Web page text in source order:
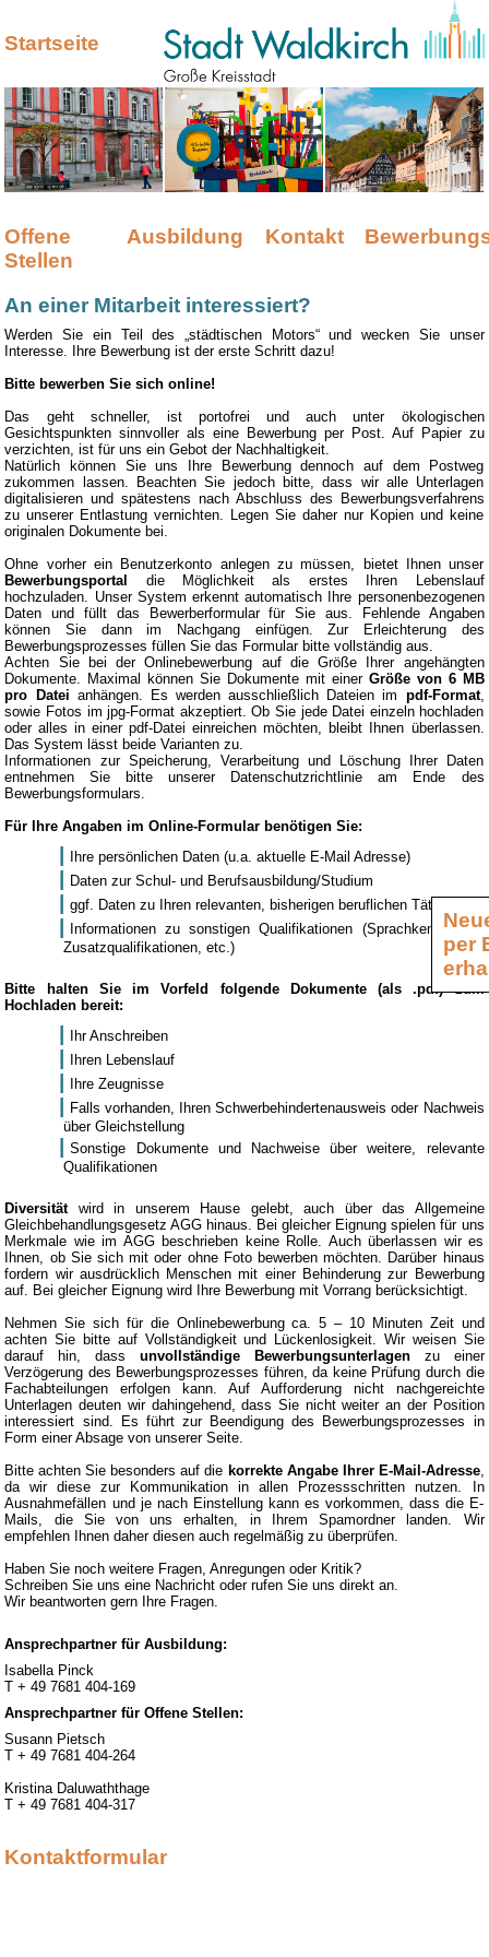
Startseite
Offene
Stellen
Ausbildung Kontakt
An einer Mitarbeit interessiert?
Werden Sie ein Teil des „städtischen Motors“ und wecken Sie unser
Interesse. Ihre Bewerbung ist der erste Schritt dazu!
Bitte bewerben Sie sich online!
Das geht schneller, ist portofrei und auch unter ökologischen
Gesichtspunkten sinnvoller als eine Bewerbung per Post. Auf Papier zu
verzichten, ist für uns ein Gebot der Nachhaltigkeit.
Natürlich können Sie uns Ihre Bewerbung dennoch auf dem Postweg
zukommen lassen. Beachten Sie jedoch bitte, dass wir alle Unterlagen
digitalisieren und spätestens nach Abschluss des Bewerbungsverfahrens
zu unserer Entlastung vernichten. Legen Sie daher nur Kopien und keine
originalen Dokumente bei.
Ohne vorher ein Benutzerkonto anlegen zu müssen, bietet Ihnen unser
Bewerbungsportal
die Möglichkeit als erstes Ihren Lebenslauf
hochzuladen. Unser System erkennt automatisch Ihre personenbezogenen
Daten und füllt das Bewerberformular für Sie aus. Fehlende Angaben
können Sie dann im Nachgang einfügen. Zur Erleichterung des
Bewerbungsprozesses füllen Sie das Formular bitte vollständig aus.
Achten Sie bei der Onlinebewerbung auf die Größe Ihrer angehängten
Dokumente. Maximal können Sie Dokumente mit einer Größe von 6 MB
pro Datei anhängen. Es werden ausschließlich Dateien im pdf-Format,
sowie Fotos im jpg-Format akzeptiert. Ob Sie jede Datei einzeln hochladen
oder alles in einer pdf-Datei einreichen möchten, bleibt Ihnen überlassen.
Das System lässt beide Varianten zu.
Informationen zur Speicherung, Verarbeitung und Löschung Ihrer Daten
entnehmen Sie bitte unserer Datenschutzrichtlinie am Ende des
Bewerbungsformulars.
Für Ihre Angaben im Online-Formular benötigen Sie:
Ihre persönlichen Daten (u.a. aktuelle E-Mail Adresse)
Daten zur Schul- und Berufsausbildung/Studium
ggf. Daten zu Ihren relevanten, bisherigen beruflichen Tätigkeiten
Informationen zu sonstigen Qualifikationen (Sprachkenntnisse,
Zusatzqualifikationen, etc.)
Bitte halten Sie im Vorfeld folgende Dokumente (als .pdf) zum
Hochladen bereit:
Ihr Anschreiben
Ihren Lebenslauf
Ihre Zeugnisse
Falls vorhanden, Ihren Schwerbehindertenausweis oder Nachweis
über Gleichstellung
Sonstige Dokumente und Nachweise über weitere, relevante
Qualifikationen
Diversitätwird in unserem Hause gelebt, auch über das Allgemeine
Gleichbehandlungsgesetz AGG hinaus. Bei gleicher Eignung spielen für uns
Merkmale wie im AGG beschrieben keine Rolle. Auch überlassen wir es
Ihnen, ob Sie sich mit oder ohne Foto bewerben möchten. Darüber hinaus
fordern wir ausdrücklich Menschen mit einer Behinderung zur Bewerbung
auf. Bei gleicher Eignung wird Ihre Bewerbung mit Vorrang berücksichtigt.
Nehmen Sie sich für die Onlinebewerbung ca. 5 – 10 Minuten Zeit und
achten Sie bitte auf Vollständigkeit und Lückenlosigkeit. Wir weisen Sie
darauf hin, dass unvollständige Bewerbungsunterlagenzu einer
Verzögerung des Bewerbungsprozesses führen, da keine Prüfung durch die
Fachabteilungen erfolgen kann. Auf Aufforderung nicht nachgereichte
Unterlagen deuten wir dahingehend, dass Sie nicht weiter an der Position
interessiert sind. Es führt zur Beendigung des Bewerbungsprozesses in
Form einer Absage von unserer Seite.
Bitte achten Sie besonders auf die korrekte Angabe Ihrer E-Mail-Adresse,
da wir diese zur Kommunikation in allen Prozessschritten nutzen. In
Ausnahmefällen und je nach Einstellung kann es vorkommen, dass die E-
Mails, die Sie von uns erhalten, in Ihrem Spamordner landen. Wir
empfehlen Ihnen daher diesen auch regelmäßig zu überprüfen.
Haben Sie noch weitere Fragen, Anregungen oder Kritik?
Schreiben Sie uns eine Nachricht oder rufen Sie uns direkt an.
Wir beantworten gern Ihre Fragen.
Ansprechpartner für Ausbildung:
Isabella Pinck
T + 49 7681 404-169
Ansprechpartner für Offene Stellen:
Susann Pietsch
T + 49 7681 404-264
Kristina Daluwaththage
T + 49 7681 404-317
Kontaktformular
per